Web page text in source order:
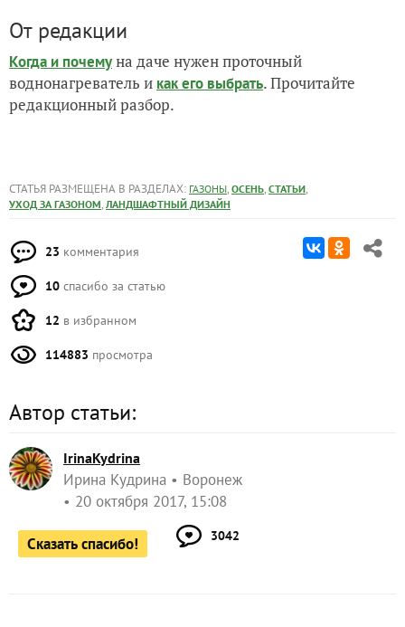
От редакции
Когда и почемуна даче нужен проточный
воднонагреватель и как его выбрать. Прочитайте
редакционный разбор.
СТАТЬЯ РАЗМЕЩЕНА В РАЗДЕЛАХ: ГАЗОНЫ, ОСЕНЬ, СТАТЬИ,
УХОД ЗА ГАЗОНОМ, ЛАНДШАФТНЫЙ ДИЗАЙН
23 комментария
10 спасибо за статью
12 в избранном
114883 просмотра
Автор статьи:
IrinaKydrina
Ирина Кудрина
Воронеж
20 октября 2017, 15:08
Сказать спасибо! 3042